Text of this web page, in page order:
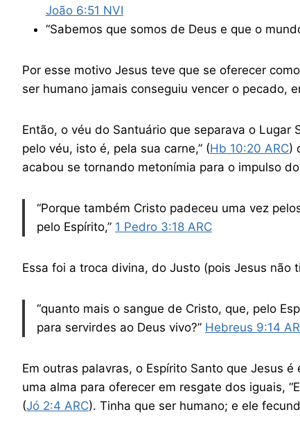
João 6‬:‭51‬ NVI
“Sabemos que somos de Deus e que o
Por esse motivo Jesus teve que se oferecer
ser humano jamais conseguiu vencer o pecado,
Então, o véu do Santuário que separava o Lugar
pelo véu, isto é, pela sua carne,” (Hb 10‬:‭20‬ ‭ARC‬‬)
acabou se tornando metonímia para o impulso
“Porque também Cristo padeceu uma vez
pelo Espírito,” ‭‭ 1 Pedro‬ ‭3‬:‭18‬ ‭ARC‬‬
Essa foi a troca divina, do Justo (pois Jesus
“quanto mais o sangue de Cristo, que, pelo
para servirdes ao Deus vivo?” Hebreus 9‬:‭14‬
Em outras palavras, o Espírito Santo que Jesus
uma alma para oferecer em resgate dos iguais,
(Jó‬ ‭2‬:‭4‬ ‭ARC‬‬). Tinha que ser humano; e ele